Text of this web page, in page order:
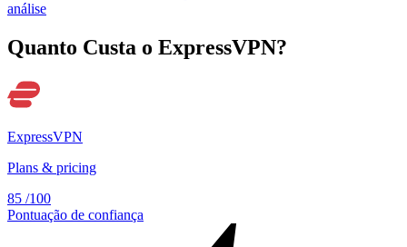
análise
Quanto Custa o ExpressVPN?
ExpressVPN
Plans & pricing
85 /100
Pontuação de confiança